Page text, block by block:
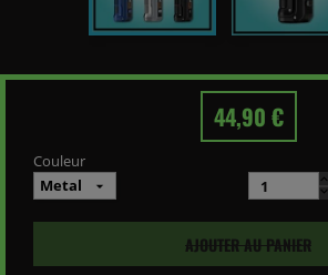
44,90 €
Couleur
AJOUTER AU PANIER